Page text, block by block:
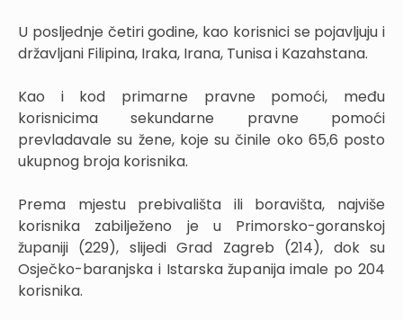
U posljednje četiri godine, kao korisnici se pojavljuju i
državljani Filipina, Iraka, Irana, Tunisa i Kazahstana.
Kao i kod primarne pravne pomoći, među
korisnicima sekundarne pravne pomoći
prevladavale su žene, koje su činile oko 65,6 posto
ukupnog broja korisnika.
Prema mjestu prebivališta ili boravišta, najviše
korisnika zabilježeno je u Primorsko-goranskoj
županiji (229), slijedi Grad Zagreb (214), dok su
Osječko-baranjska i Istarska županija imale po 204
korisnika.